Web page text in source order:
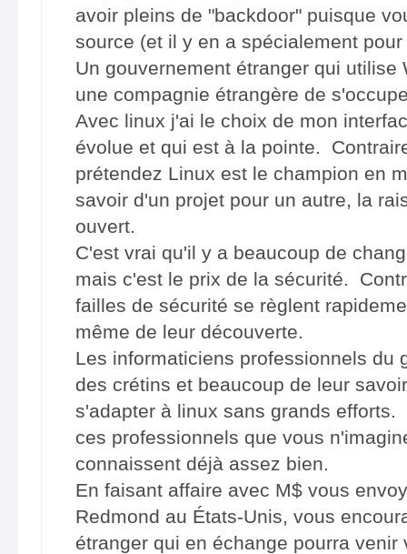
avoir pleins de "backdoor" puisque
source (et il y en a spécialement
Un gouvernement étranger qui utilise
une compagnie étrangère de
Avec linux j'ai le choix de mon
évolue et qui est à la pointe.
prétendez Linux est le champion en
savoir d'un projet pour un autre, la
ouvert.
C'est vrai qu'il y a beaucoup de
mais c'est le prix de la sécurité.
failles de sécurité se règlent
même de leur découverte.
Les informaticiens professionnels du
des crétins et beaucoup de leur
s'adapter à linux sans grands
ces professionnels que vous
connaissent déjà assez bien.
En faisant affaire avec M$ vous
Redmond au États-Unis, vous
étranger qui en échange pourra